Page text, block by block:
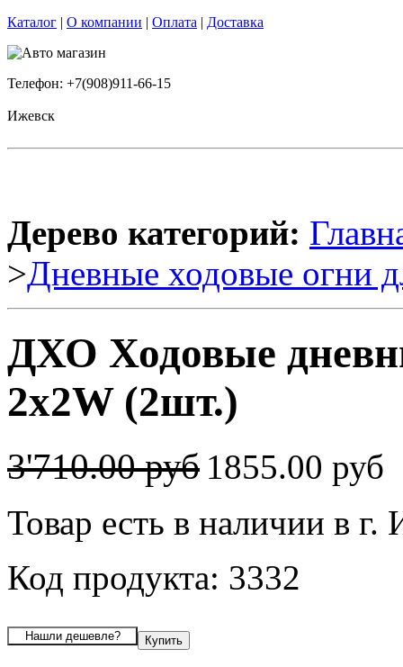
Каталог | О компании | Оплата | Доставка
Телефон: +7(908)911-66-15
Ижевск
Дерево категорий:
>Дневные ходовые огни
ДХО Ходовые
2x2W (2шт.)
3'710.00 руб 1855.00 руб
Товар есть в наличии в г.
Код продукта: 3332